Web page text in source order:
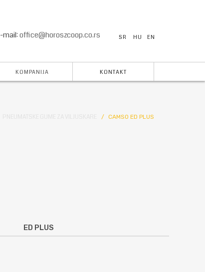
KOMPANIJA KONTAKT
SR HU EN
mail:office@horoszcoop.co.rs
CAMSO ED PLUS
ED PLUS